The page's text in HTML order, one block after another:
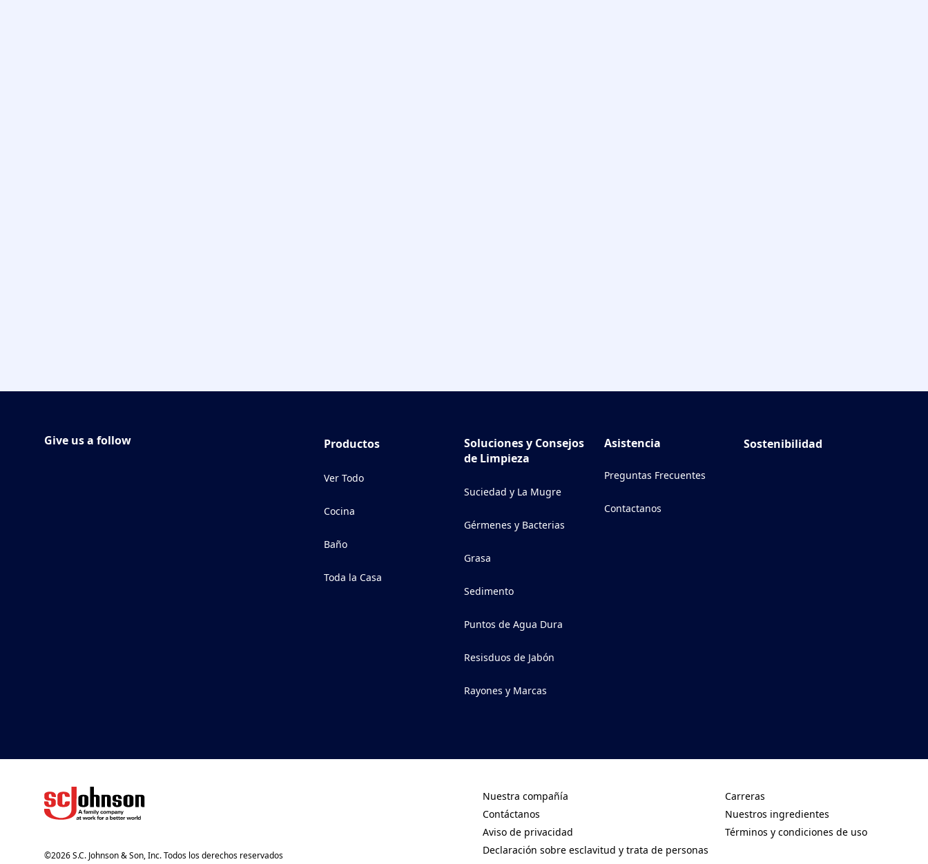
Give us a follow
Síguenos MrMuscle en
(Opens in a new tab) Productos
Ver Todo
Cocina
Baño
Toda la Casa
Soluciones y Consejos
de Limpieza
Suciedad y La Mugre
Gérmenes y Bacterias
Grasa
Sedimento
Puntos de Agua Dura
Resisduos de Jabón
Rayones y Marcas
Asistencia
Preguntas Frecuentes
Contactanos
(Opens in a new tab)
Sostenibilidad
(Opens in a new tab)
©2026S.C. Johnson & Son, Inc. Todos los derechos reservados
Nuestra compañía
(Opens in a new tab)
Contáctanos
(Opens in a new tab)
Aviso de privacidad
(Opens in a new tab)
Declaración sobre esclavitud y trata de personas
(Opens in a new tab)
Carreras
(Opens in a new tab)
Nuestros ingredientes
(Opens in a new tab)
Términos y condiciones de uso
(Opens in a new tab)